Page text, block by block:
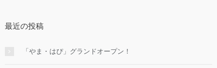
最近の投稿
「やま・はぴ」グランドオープン！